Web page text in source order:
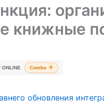
книжные
ONLINE Combo
обновления